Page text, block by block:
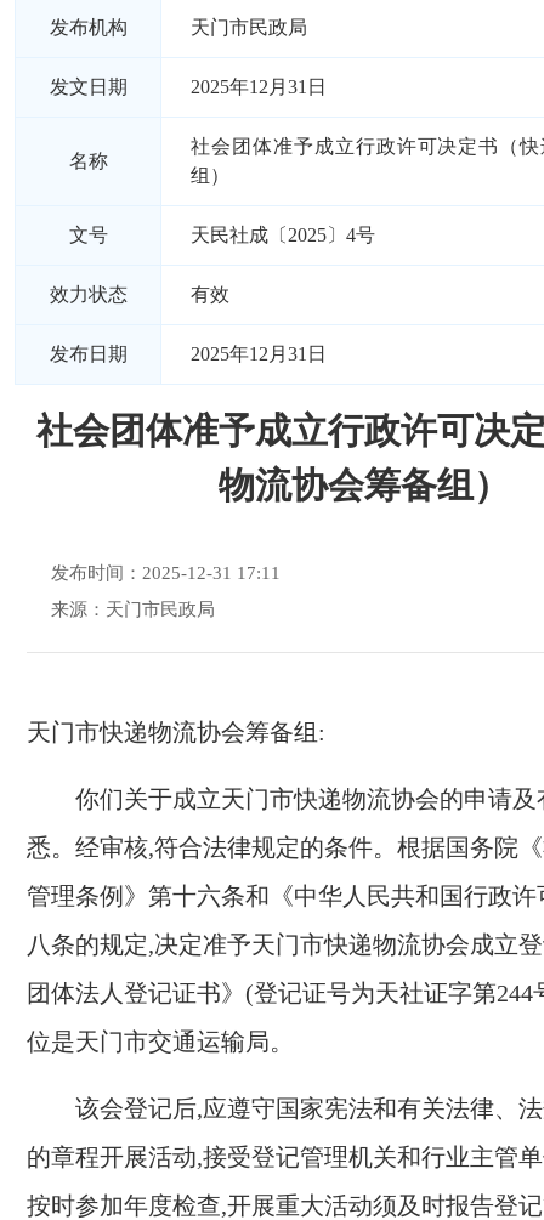
发布机构 天门市民政局
发文日期 2025年12月31日
名称
社会团体准予成立行政许可决定书（
组）
文号 天民社成〔2025〕4号
效力状态 有效
发布日期 2025年12月31日
社会团体准予成立行政许可决
物流协会筹备组）
发布时间：2025-12-31 17:11
来源：天门市民政局
天门市快递物流协会筹备组 :
你们关于成立天门市快递物流协会的申请及
悉。经审核,符合法律规定的条件。根据国务院
管理条例》第十六条和《中华人民共和国行政
八条的规定,决定准予天门市快递物流协会成立
团体法人登记证书》(登记证号为天社证字第244
位是天门市交通运输局。
该会登记后,应遵守国家宪法和有关法律、
的章程开展活动,接受登记管理机关和行业主管
按时参加年度检查,开展重大活动须及时报告登